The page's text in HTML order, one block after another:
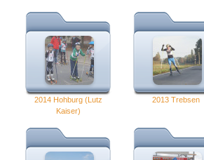
2014 Hohburg (Lutz
Kaiser)
2013 Trebsen